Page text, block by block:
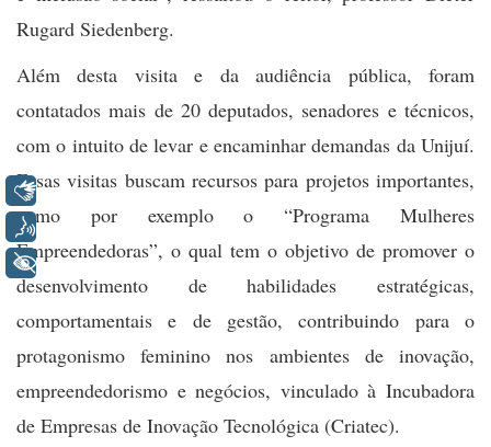
Rugard Siedenberg.
Além desta visita e da audiência pública, foram
contatados mais de 20 deputados, senadores e técnicos,
com o intuito de levar e encaminhar demandas da Unijuí.
Essas visitas buscam recursos para projetos importantes,
como por exemplo o “Programa Mulheres
Empreendedoras”, o qual tem o objetivo de promover o
desenvolvimento de habilidades estratégicas,
comportamentais e de gestão, contribuindo para o
protagonismo feminino nos ambientes de inovação,
empreendedorismo e negócios, vinculado à Incubadora
de Empresas de Inovação Tecnológica (Criatec).
Libras
Voz
+ Acessibilidade